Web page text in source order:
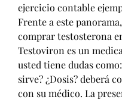
ejercicio contable
Frente a este
comprar testosterona
Testoviron es un
usted tiene dudas
sirve? ¿Dosis? deberá
con su médico. La